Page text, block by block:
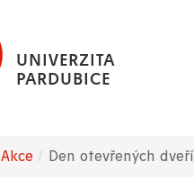
UNIVERZITA
PARDUBICE
Akce Den otevřených dveří